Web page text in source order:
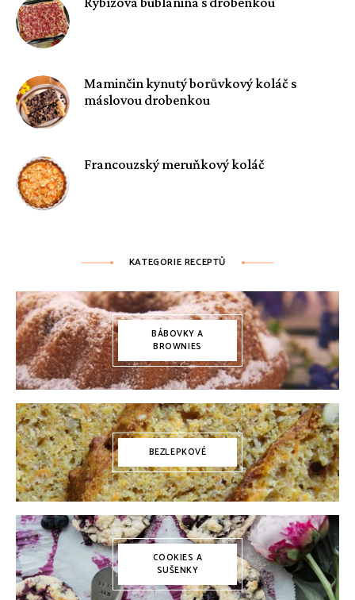
Maminčin kynutý borůvkový koláč s
máslovou drobenkou
Francouzský meruňkový koláč
KATEGORIE RECEPTŮ
BÁBOVKY A
BROWNIES
BEZLEPKOVÉ
COOKIES A
SUŠENKY